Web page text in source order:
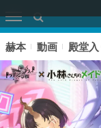
赫本 動画 殿堂